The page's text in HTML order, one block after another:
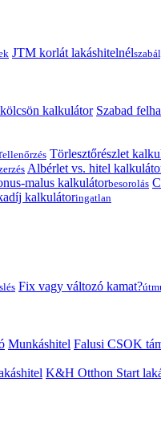
JTM korlát lakáshitelnél
kalkulátor Szabad
ellenőrzés Törlesztőrészlet
Albérlet vs. hitel
malus kalkulátorbesorolás
kalkulátoringatlan
Fix vagy változó kamat?
Munkáshitel Falusi CSOK
K&H Otthon Start